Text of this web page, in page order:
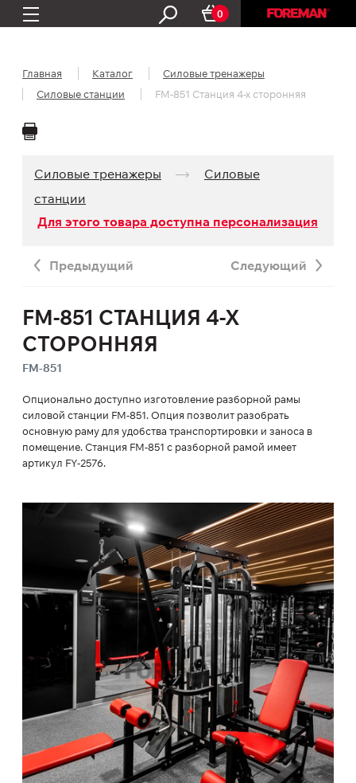
0
Главная Каталог
Силовые тренажеры
Силовые станции
FM-851 Станция 4-х сторонняя
Силовые тренажеры
Силовые
станции
Для этого товара доступна персонализация
Предыдущий Следующий
FM-851 СТАНЦИЯ 4-Х
СТОРОННЯЯ
FM-851
Опционально доступно изготовление разборной рамы
силовой станции FM-851. Опция позволит разобрать
основную раму для удобства транспортировки и заноса в
помещение. Станция FM-851 с разборной рамой имеет
артикул FY-2576.